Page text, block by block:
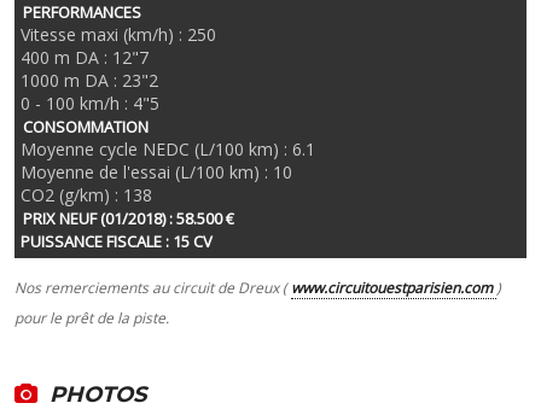
PERFORMANCES
Vitesse maxi (km/h) : 250
400 m DA : 12"7
1000 m DA : 23"2
0 - 100 km/h : 4"5
CONSOMMATION
Moyenne cycle NEDC (L/100 km) : 6.1
Moyenne de l'essai (L/100 km) : 10
CO2 (g/km) : 138
PRIX NEUF (01/2018) : 58.500 €
PUISSANCE FISCALE : 15 CV
Nos remerciements au circuit de Dreux (www.circuitouestparisien.com)
pour le prêt de la piste.
PHOTOS